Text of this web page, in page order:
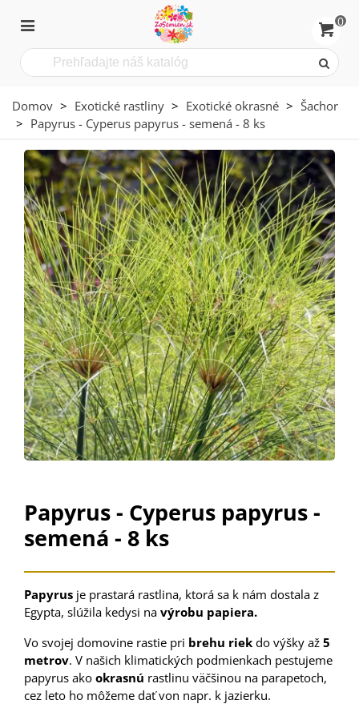
0
Domov > Exotické rastliny > Exotické okrasné > Šachor
> Papyrus - Cyperus papyrus - semená - 8 ks
Papyrus - Cyperus papyrus -
semená - 8 ks
Papyrus je prastará rastlina, ktorá sa k nám dostala z
Egypta, slúžila kedysi na výrobu papiera.
Vo svojej domovine rastie pri brehu riek do výšky až 5
metrov. V našich klimatických podmienkach pestujeme
papyrus ako okrasnú rastlinu väčšinou na parapetoch,
cez leto ho môžeme dať von napr. k jazierku.